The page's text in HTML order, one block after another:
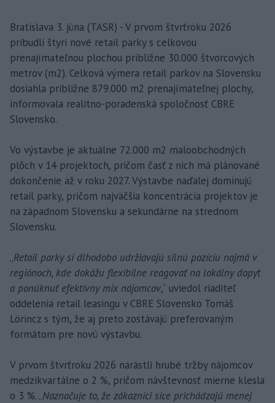
Bratislava 3. júna (TASR) - V prvom štvrťroku 2026
pribudli štyri nové retail parky s celkovou
prenajímateľnou plochou približne 30.000 štvorcových
metrov (m2). Celková výmera retail parkov na Slovensku
dosiahla približne 879.000 m2 prenajímateľnej plochy,
informovala realitno-poradenská spoločnosť CBRE
Slovensko.
Vo výstavbe je aktuálne 72.000 m2 maloobchodných
plôch v 14 projektoch, pričom časť z nich má plánované
dokončenie až v roku 2027. Výstavbe naďalej dominujú
retail parky, pričom najväčšia koncentrácia projektov je
na západnom Slovensku a sekundárne na strednom
Slovensku.
„Retail parky si dlhodobo udržiavajú silnú pozíciu najmä v
regiónoch, kde dokážu flexibilne reagovať na lokálny dopyt
a ponúknuť efektívny mix nájomcov,“ uviedol riaditeľ
oddelenia retail leasingu v CBRE Slovensko Tomáš
Lörincz s tým, že aj preto zostávajú preferovaným
formátom pre novú výstavbu.
V prvom štvrťroku 2026 narástli hrubé tržby nájomcov
medzikvartálne o 2 %, pričom návštevnosť mierne klesla
o 3 %. „Naznačuje to, že zákazníci síce prichádzajú menej